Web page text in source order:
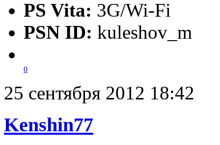
PS Vita: 3G/Wi-Fi
PSN ID: kuleshov_m
0
25 сентября 2012 18:42
Kenshin77